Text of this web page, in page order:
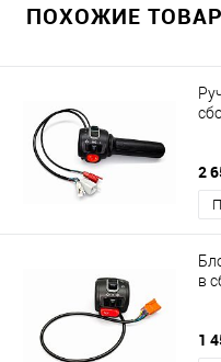
ПОХОЖИЕ
2
в
1